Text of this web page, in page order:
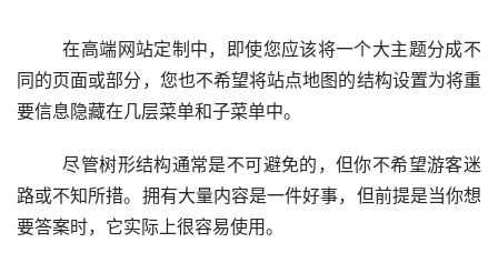
同的页面或部分，您也不希望将站点地图的结构设置为将重
要信息隐藏在几层菜单和子菜单中。
路或不知所措。拥有大量内容是一件好事，但前提是当你想
要答案时，它实际上很容易使用。